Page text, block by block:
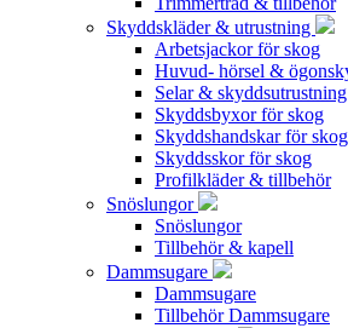
Skyddskläder & utrustning
Arbetsjackor för skog
Huvud- hörsel &
Selar & skyddsutrustning
Skyddsbyxor för skog
Skyddshandskar för skog
Skyddsskor för skog
Profilkläder & tillbehör
Snöslungor
Snöslungor
Tillbehör & kapell
Dammsugare
Dammsugare
Tillbehör Dammsugare